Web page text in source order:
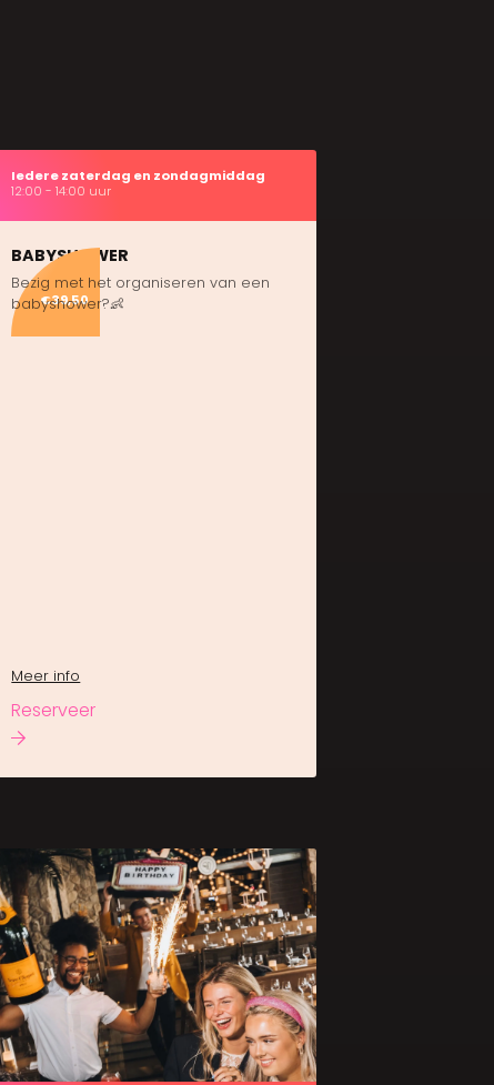
Iedere zaterdag en zondagmiddag
12:00 - 14:00 uur
€39,50
BABYSHOWER
Bezig met het organiseren van een
babyshower?👶
Meer info
Reserveer